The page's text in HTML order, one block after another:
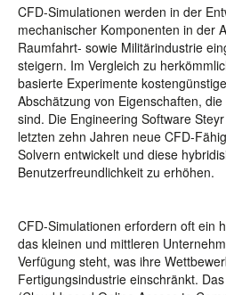
CFD-Simulationen werden in der
mechanischer Komponenten in der
Raumfahrt- sowie Militärindustrie
steigern. Im Vergleich zu
basierte Experimente
Abschätzung von Eigenschaften,
sind. Die Engineering Software
letzten zehn Jahren neue CFD-
Solvern entwickelt und diese
Benutzerfreundlichkeit zu erhöhen.
CFD-Simulationen erfordern oft ein
das kleinen und mittleren
Verfügung steht, was ihre
Fertigungsindustrie einschränkt.